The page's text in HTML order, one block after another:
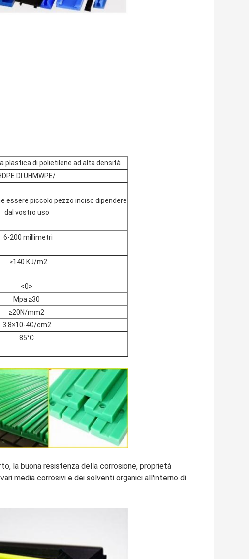
plastica di polietilene ad alta densità
DI UHMWPE/
essere piccolo pezzo inciso dipendere
dal vostro uso
6-200 millimetri
≥140 KJ/m2
<0>
Mpa ≥30
≥20N/mm2
3.8×10-4G/cm2
85°C
la buona resistenza della corrosione, proprietà
media corrosivi e dei solventi organici all'interno di